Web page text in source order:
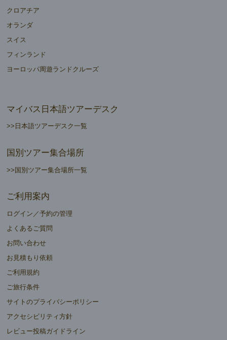
クロアチア
オランダ
スイス
フィンランド
ヨーロッパ周遊ランドクルーズ
マイバス日本語ツアーデスク
>>日本語ツアーデスク一覧
国別ツアー集合場所
>>国別ツアー集合場所一覧
ご利用案内
ログイン／予約の管理
よくあるご質問
お問い合わせ
お見積もり依頼
ご利用規約
ご旅行条件
サイトのプライバシーポリシー
アクセシビリティ方針
レビュー投稿ガイドライン